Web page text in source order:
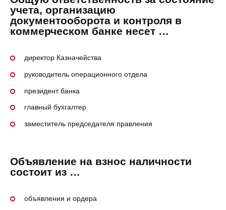
учета, организацию
документооборота и контроля в
коммерческом банке несет …
директор Казначейства
руководитель операционного отдела
президент банка
главный бухгалтер
заместитель председателя правления
Объявление на взнос наличности
состоит из …
объявления и ордера